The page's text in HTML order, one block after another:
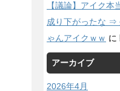
【議論】アイク本
成り下がったな ⇒
ゃんアイクｗｗ に
アーカイブ
2026年4月